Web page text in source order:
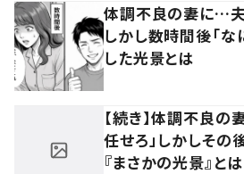
体調不良の妻に…夫
しかし数時間後「
した光景とは
【続き】体調不良
任せろ」しかしその
『まさかの光景』とは